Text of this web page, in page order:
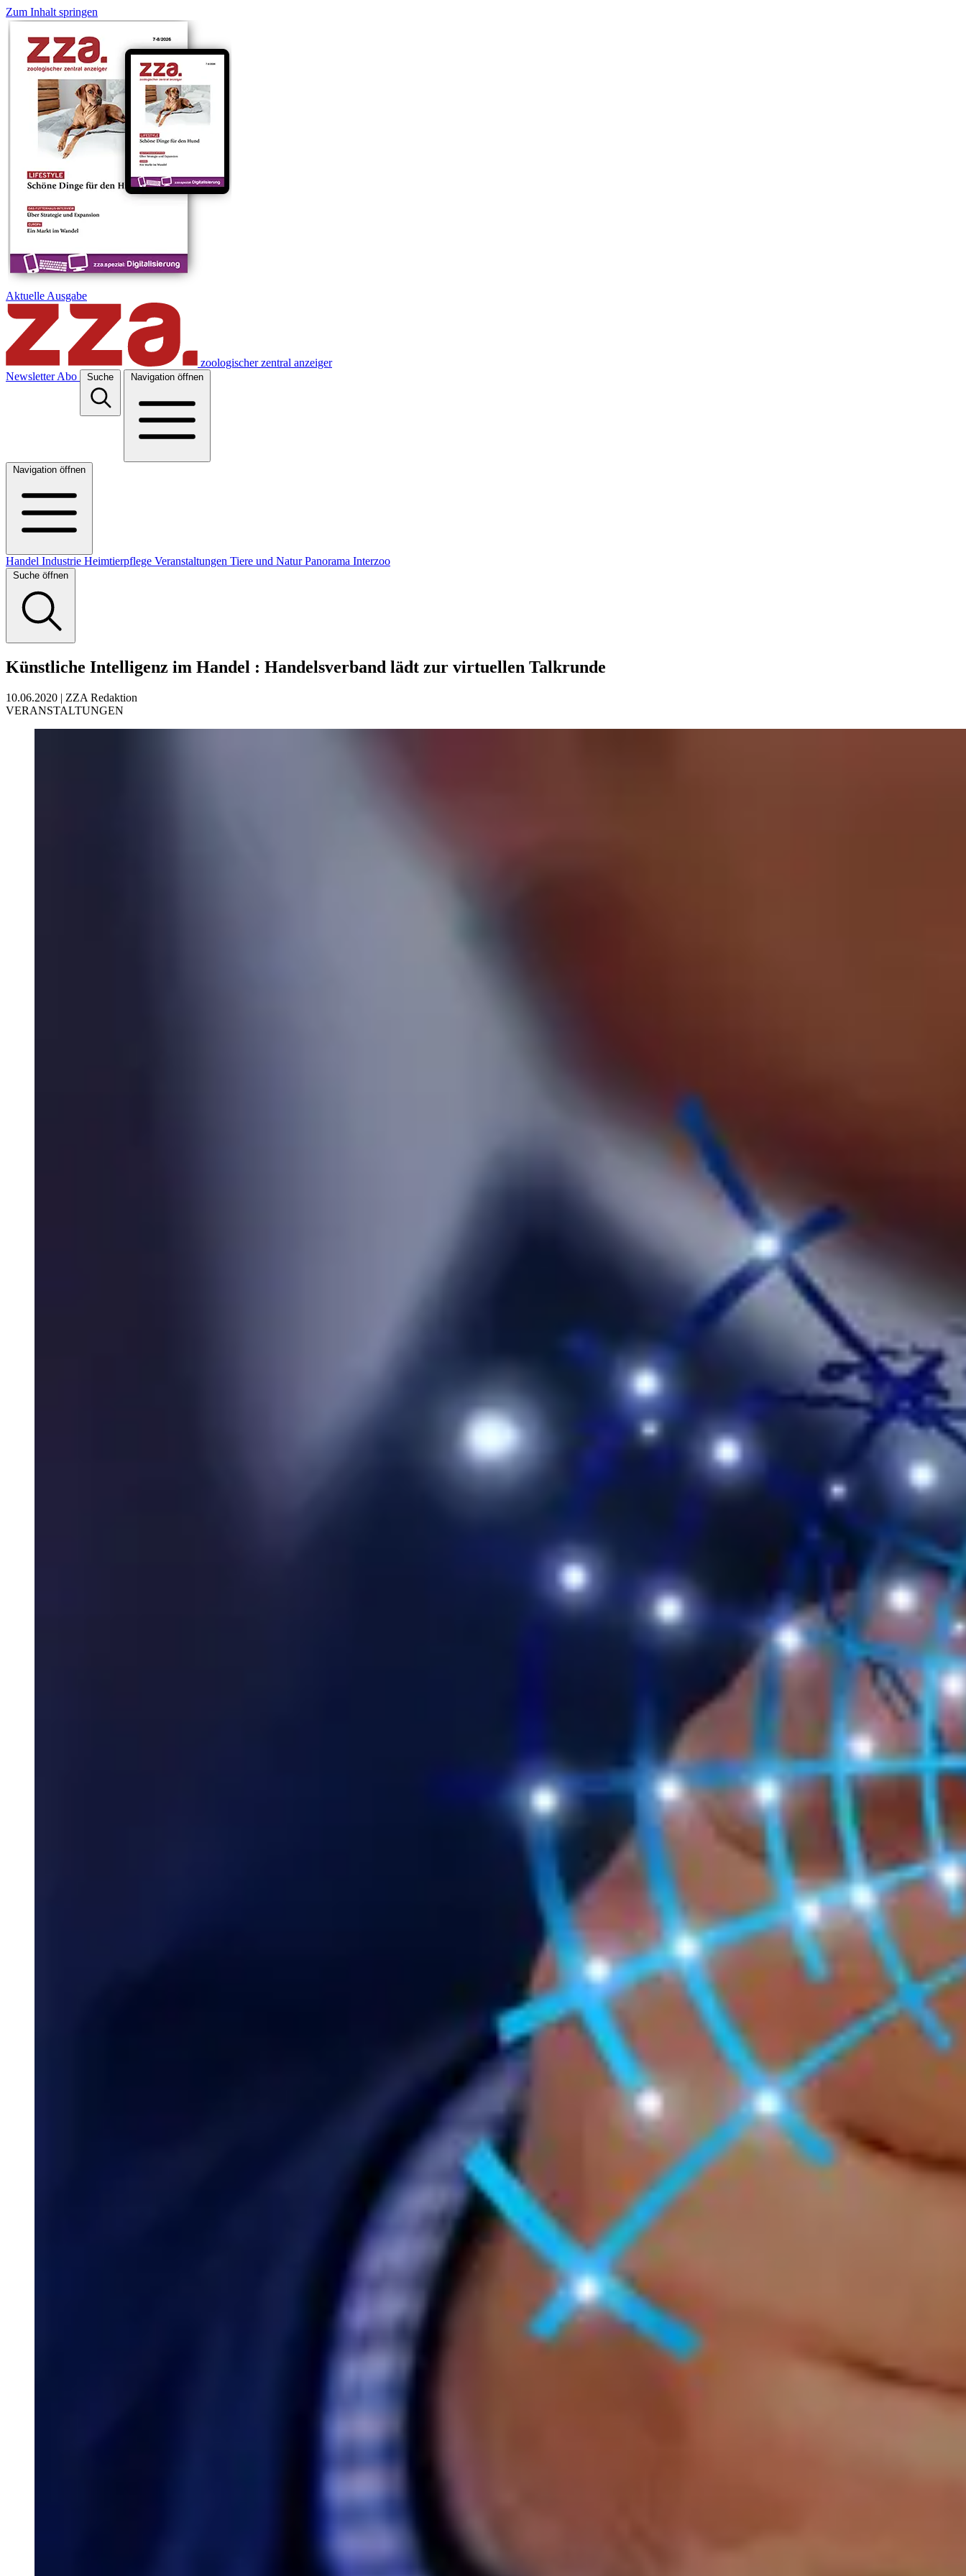
Zum Inhalt springen
Aktuelle Ausgabe
zoologischer zentral anzeiger
Newsletter Abo Suche Navigation öffnen
Navigation öffnen
Handel Industrie Heimtierpflege Veranstaltungen Tiere und NaturPanorama Interzoo
Suche öffnen
Künstliche Intelligenz im Handel : Handelsverband lädt zur virtuellen Talkrunde
10.06.2020 | ZZA Redaktion
VERANSTALTUNGEN